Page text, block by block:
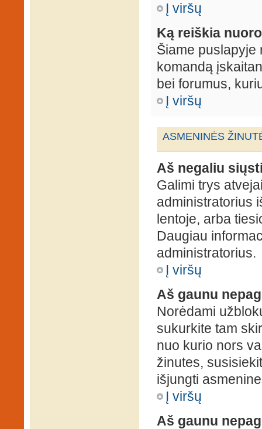
Į viršų
Ką reiškia
Šiame
komandą
bei forumus,
Į viršų
ASMENINĖS
Aš negaliu
Galimi trys
administratorius
lentoje, arba
Daugiau
administratorius.
Į viršų
Aš gaunu
Norėdami
sukurkite tam
nuo kurio nors
žinutes,
išjungti
Į viršų
Aš gaunu